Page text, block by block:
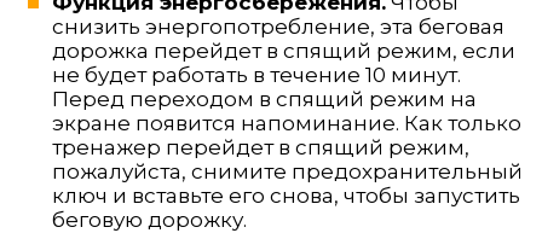
снизить энергопотребление, эта беговая
дорожка перейдет в спящий режим, если
не будет работать в течение 10 минут.
Перед переходом в спящий режим на
экране появится напоминание. Как только
тренажер перейдет в спящий режим,
пожалуйста, снимите предохранительный
ключ и вставьте его снова, чтобы запустить
беговую дорожку.